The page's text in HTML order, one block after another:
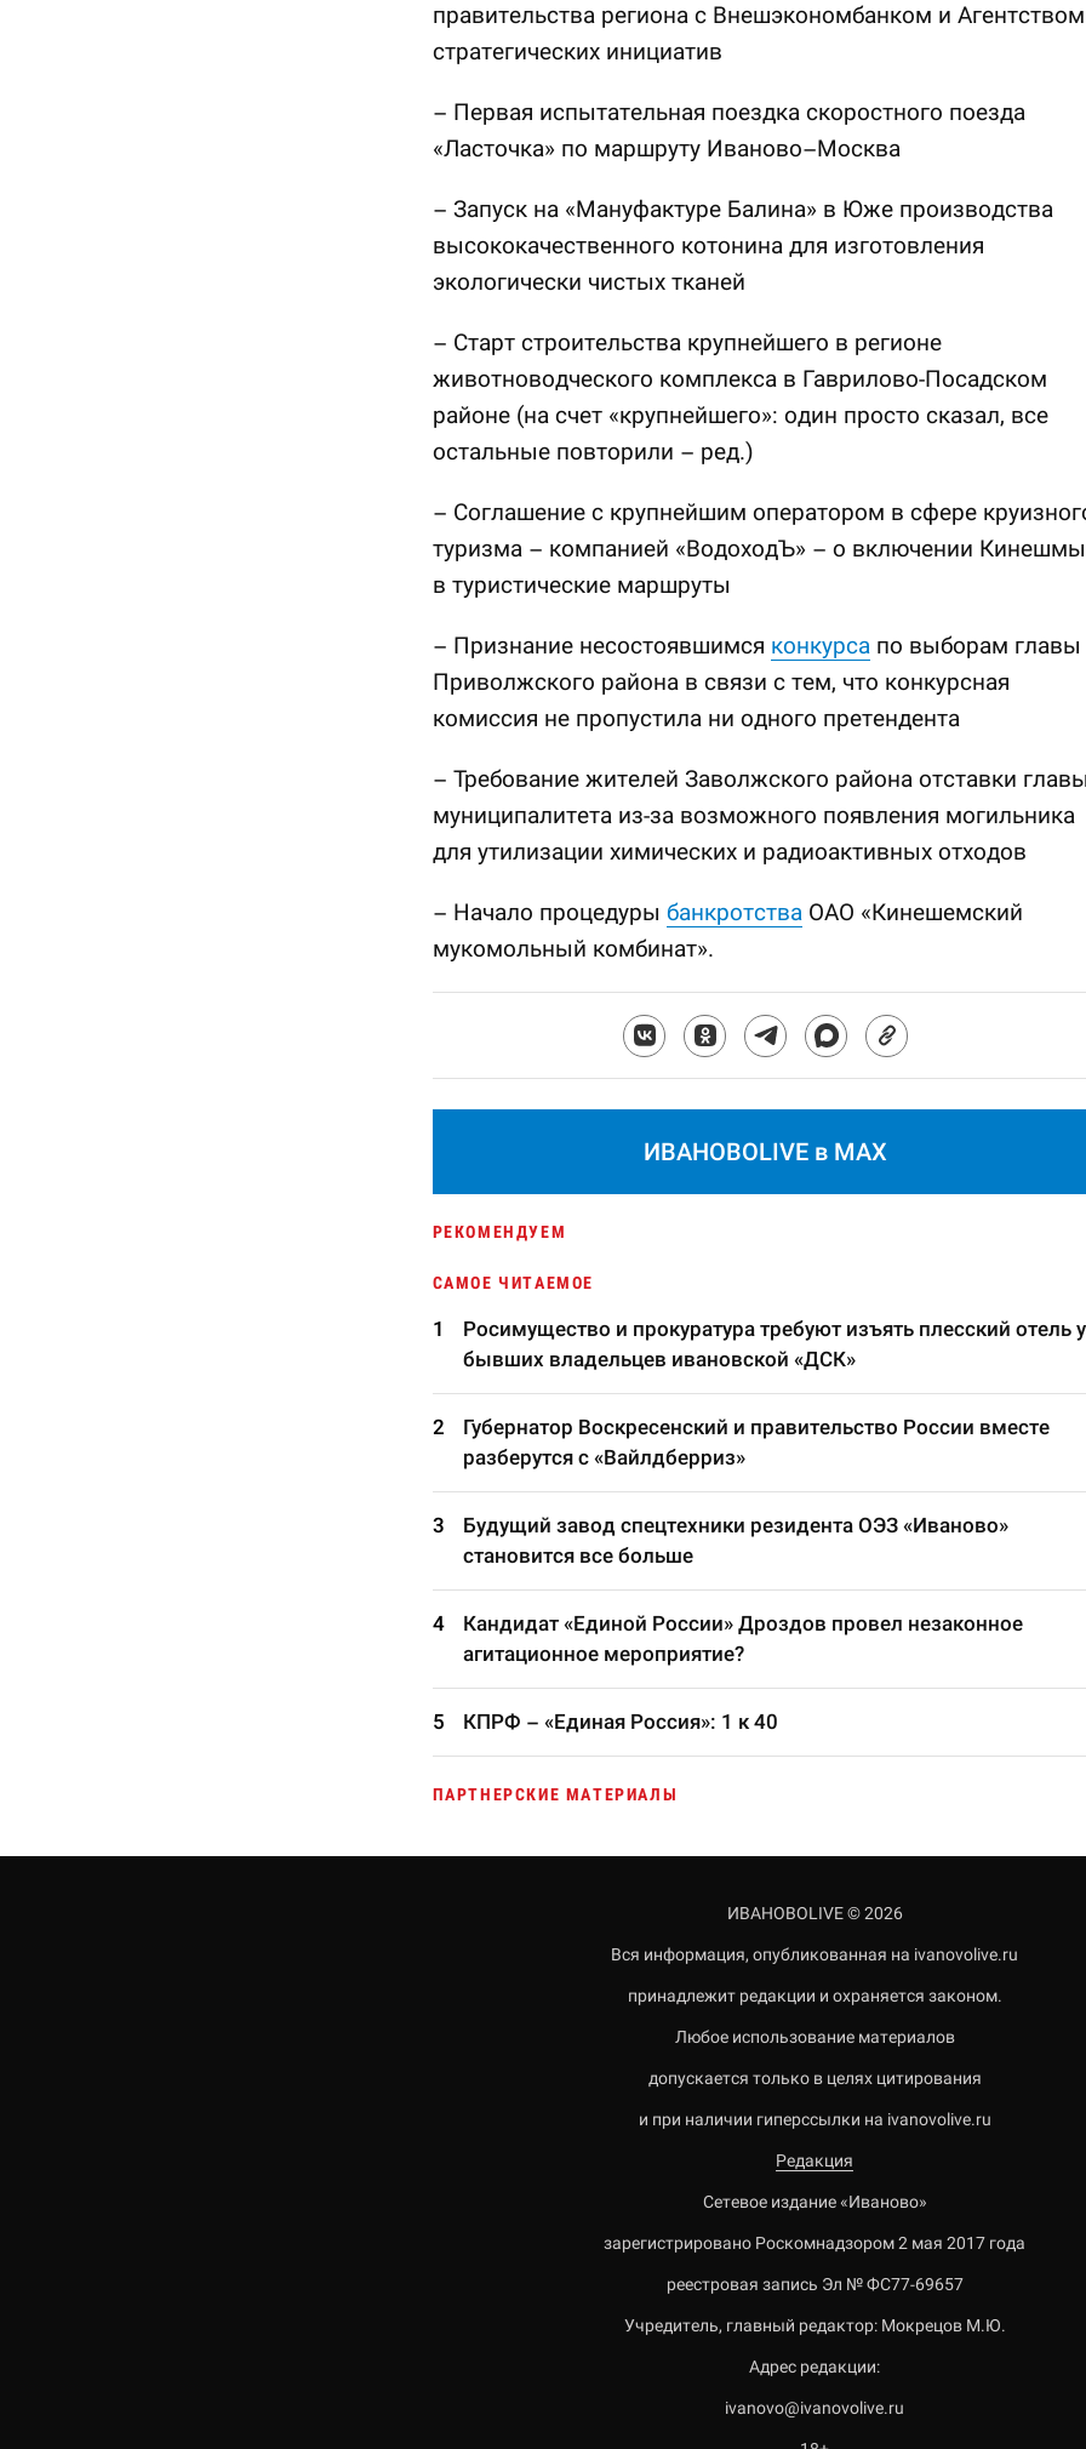
правительства региона с Внешэкономбанком и Агентством
стратегических инициатив
– Первая испытательная поездка скоростного поезда
«Ласточка» по маршруту Иваново–Москва
– Запуск на «Мануфактуре Балина» в Юже производства
высококачественного котонина для изготовления
экологически чистых тканей
– Старт строительства крупнейшего в регионе
животноводческого комплекса в Гаврилово-Посадском
районе (на счет «крупнейшего»: один просто сказал, все
остальные повторили – ред.)
– Соглашение с крупнейшим оператором в сфере
туризма – компанией «ВодоходЪ» – о включении Кинешмы
в туристические маршруты
– Признание несостоявшимся конкурсапо выборам главы
Приволжского района в связи с тем, что конкурсная
комиссия не пропустила ни одного претендента
– Требование жителей Заволжского района отставки
муниципалитета из-за возможного появления могильника
для утилизации химических и радиоактивных отходов
– Начало процедуры банкротстваОАО «Кинешемский
мукомольный комбинат».
ИВАНОВОLIVE в MAX
РЕКОМЕНДУЕМ
САМОЕ ЧИТАЕМОЕ
Росимущество и прокуратура требуют изъять плесский отель у
бывших владельцев ивановской «ДСК»
Губернатор Воскресенский и правительство России вместе
разберутся с «Вайлдберриз»
Будущий завод спецтехники резидента ОЭЗ «Иваново»
становится все больше
Кандидат «Единой России» Дроздов провел незаконное
агитационное мероприятие?
КПРФ – «Единая Россия»: 1 к 40
ПАРТНЕРСКИЕ МАТЕРИАЛЫ
ИВАНОВОLIVE © 2026
Вся информация, опубликованная на ivanovolive.ru
принадлежит редакции и охраняется законом.
Любое использование материалов
допускается только в целях цитирования
и при наличии гиперссылки на ivanovolive.ru
Редакция
Сетевое издание «Иваново»
зарегистрировано Роскомнадзором 2 мая 2017 года
реестровая запись Эл № ФС77-69657
Учредитель, главный редактор: Мокрецов М.Ю.
Адрес редакции:
ivanovo@ivanovolive.ru